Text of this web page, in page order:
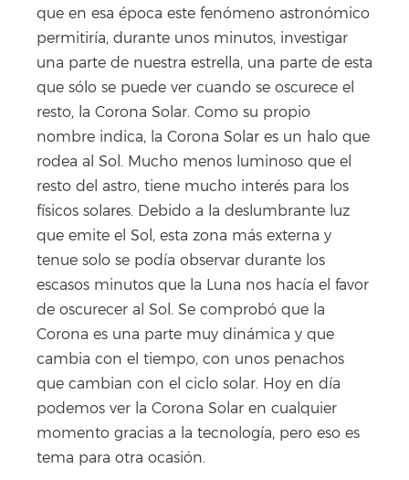
que en esa época este fenómeno astronómico
permitiría, durante unos minutos, investigar
una parte de nuestra estrella, una parte de esta
que sólo se puede ver cuando se oscurece el
resto, la Corona Solar. Como su propio
nombre indica, la Corona Solar es un halo que
rodea al Sol. Mucho menos luminoso que el
resto del astro, tiene mucho interés para los
físicos solares. Debido a la deslumbrante luz
que emite el Sol, esta zona más externa y
tenue solo se podía observar durante los
escasos minutos que la Luna nos hacía el favor
de oscurecer al Sol. Se comprobó que la
Corona es una parte muy dinámica y que
cambia con el tiempo, con unos penachos
que cambian con el ciclo solar. Hoy en día
podemos ver la Corona Solar en cualquier
momento gracias a la tecnología, pero eso es
tema para otra ocasión.